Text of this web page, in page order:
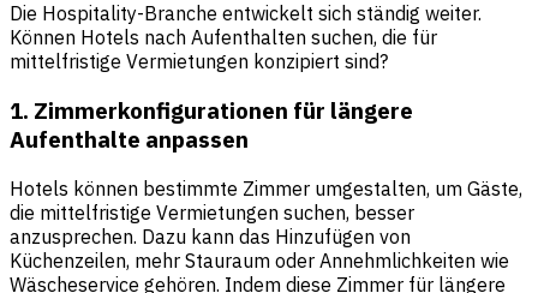
Die Hospitality-Branche entwickelt sich ständig weiter.
Können Hotels nach Aufenthalten suchen, die für
mittelfristige Vermietungen konzipiert sind?
1. Zimmerkonfigurationen für längere
Aufenthalte anpassen
Hotels können bestimmte Zimmer umgestalten, um Gäste,
die mittelfristige Vermietungen suchen, besser
anzusprechen. Dazu kann das Hinzufügen von
Küchenzeilen, mehr Stauraum oder Annehmlichkeiten wie
Wäscheservice gehören. Indem diese Zimmer für längere